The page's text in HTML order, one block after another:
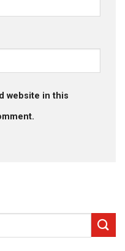
website in this